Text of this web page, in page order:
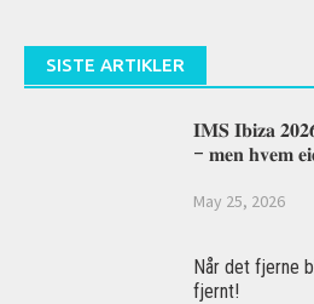
SISTE ARTIKLER
𝐈𝐌𝐒 𝐈𝐛𝐢𝐳𝐚
– 𝐦𝐞𝐧 𝐡𝐯𝐞𝐦
May 25, 2026
Når det fjerne
fjernt!